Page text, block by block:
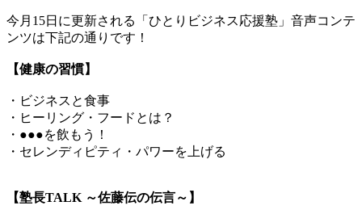
今月15日に更新される「ひとりビジネス応援塾」音声コンテ
ンツは下記の通りです！
【健康の習慣】
・ビジネスと食事
・ヒーリング・フードとは？
・●●●を飲もう！
・セレンディピティ・パワーを上げる
【塾長TALK ～佐藤伝の伝言～】